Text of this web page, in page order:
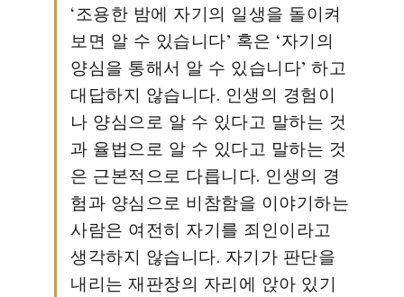
‘조용한 밤에 자기의 일생을 돌이켜
보면 알 수 있습니다’ 혹은 ‘자기의
양심을 통해서 알 수 있습니다’ 하고
대답하지 않습니다. 인생의 경험이
나 양심으로 알 수 있다고 말하는 것
과 율법으로 알 수 있다고 말하는 것
은 근본적으로 다릅니다. 인생의 경
험과 양심으로 비참함을 이야기하는
사람은 여전히 자기를 죄인이라고
생각하지 않습니다. 자기가 판단을
내리는 재판장의 자리에 앉아 있기